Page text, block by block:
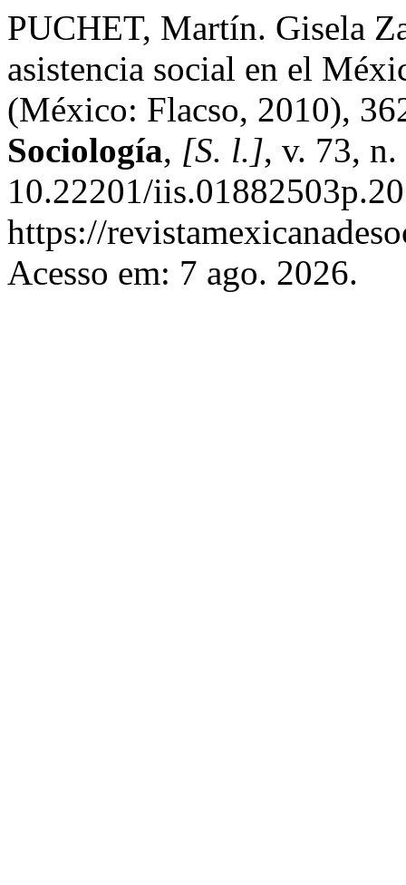
PUCHET, Martín. Gisela
asistencia social en el
(México: Flacso, 2010),
Sociología, [S. l.], v. 73,
10.22201/
https://
Acesso em: 7 ago. 2026.